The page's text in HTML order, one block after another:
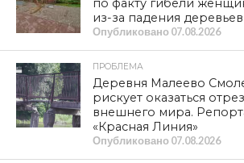
биографии, и в будущем Родины.
определит свершения нашей страны
Каждый из нас, кто провожает детей
очень надеется на мирную и
этой великой возможности сражаются
выпускники школ необъятной